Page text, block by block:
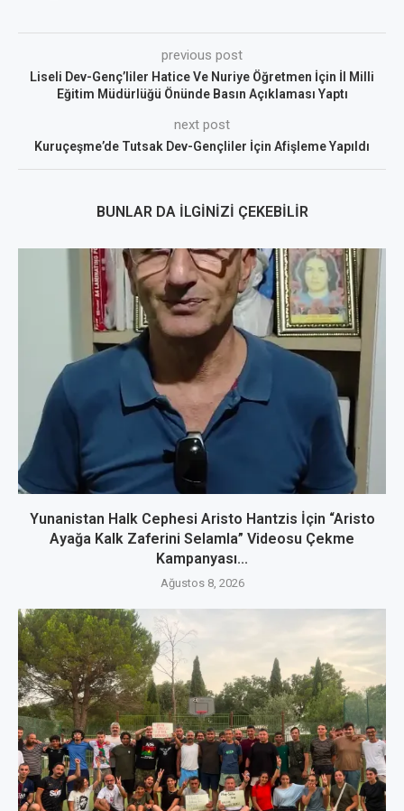
previous post
Liseli Dev-Genç’liler Hatice Ve Nuriye Öğretmen İçin İl Milli
Eğitim Müdürlüğü Önünde Basın Açıklaması Yaptı
next post
Kuruçeşme’de Tutsak Dev-Gençliler İçin Afişleme Yapıldı
BUNLAR DA İLGINIZI ÇEKEBILIR
Yunanistan Halk Cephesi Aristo Hantzis İçin “Aristo
Ayağa Kalk Zaferini Selamla” Videosu Çekme
Kampanyası...
Ağustos 8, 2026